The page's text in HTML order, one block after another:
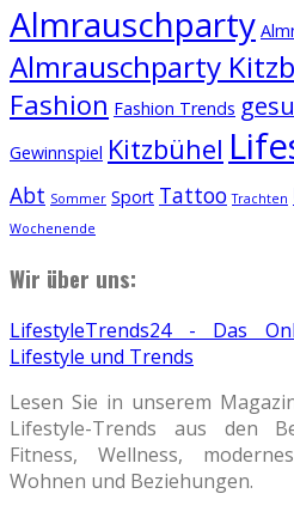
Almrauschparty
Almrauschparty
Fashion Fashion Trends
Gewinnspiel Kitzbühel
Abt Sommer Sport Tattoo Trachten
Wochenende
Wir über uns:
LifestyleTrends24 - Das
Lifestyle und Trends
Lesen Sie in unserem
Lifestyle-Trends aus den
Fitness, Wellness,
Wohnen und Beziehungen.